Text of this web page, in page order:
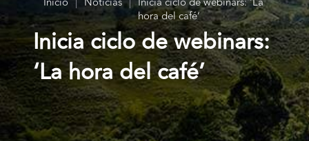
hora del café’
Inicia ciclo de webinars:
‘La hora del café’